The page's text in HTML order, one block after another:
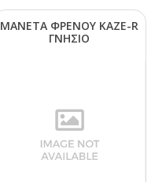
ΜΑΝΕΤΑ ΦΡΕΝΟΥ ΚΑΖΕ-R
ΓΝΗΣΙΟ